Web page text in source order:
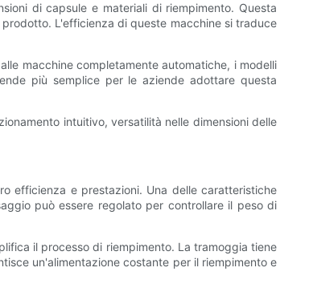
di capsule e materiali di riempimento. Questa
L'efficienza di queste macchine si traduce
macchine completamente automatiche, i modelli
più semplice per le aziende adottare questa
intuitivo, versatilità nelle dimensioni delle
efficienza e prestazioni. Una delle caratteristiche
può essere regolato per controllare il peso di
il processo di riempimento. La tramoggia tiene
un'alimentazione costante per il riempimento e